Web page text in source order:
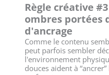
Règle créative
ombres portées
d'ancrage
Comme le contenu
peut parfois sembler
l'environnement
douces aident à